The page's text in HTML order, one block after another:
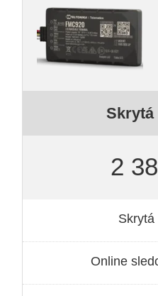
Skrytá
2
Skrytá
Online